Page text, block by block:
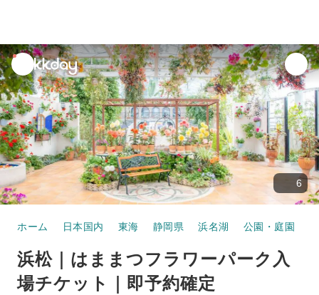
unread
notifications
6
ホーム 日本国内 東海 静岡県 浜名湖 公園・庭園
浜松｜はままつフラワーパーク入
場チケット｜即予約確定